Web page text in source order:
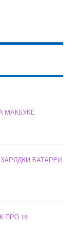
МАКБУКЕ
БАТАРЕИ
ПРО 16